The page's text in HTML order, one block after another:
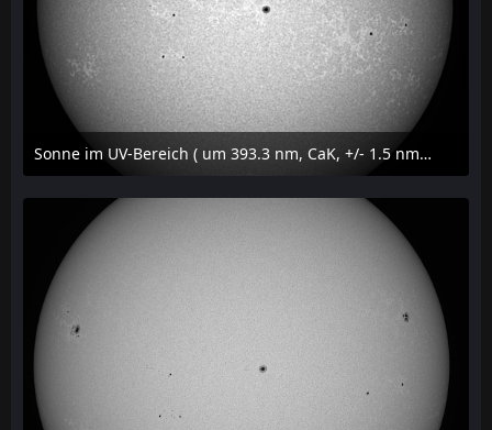
Sonne im UV-Bereich ( um 393.3 nm, CaK, +/- 1.5 nm) am 29. Juli 2026 um 17:59 MESZ
31. Juli 2026 um 20:03